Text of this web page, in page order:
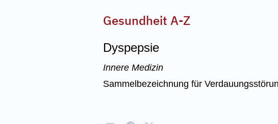
Gesundheit A-Z
Dyspepsie
Innere Medizin
Sammelbezeichnung für